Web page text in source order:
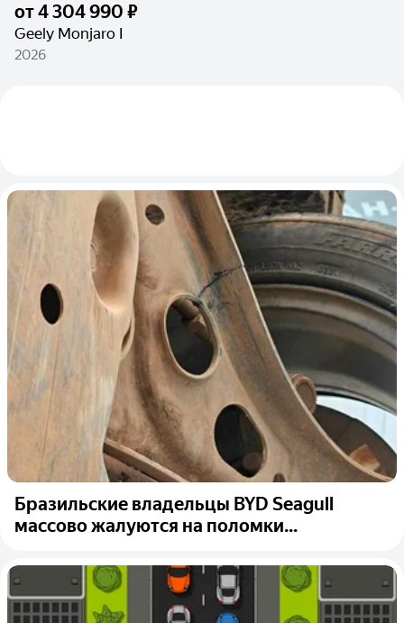
от4 304 990 ₽
Geely Monjaro I
2026
Бразильские владельцы BYD Seagull
массово жалуются на поломки...